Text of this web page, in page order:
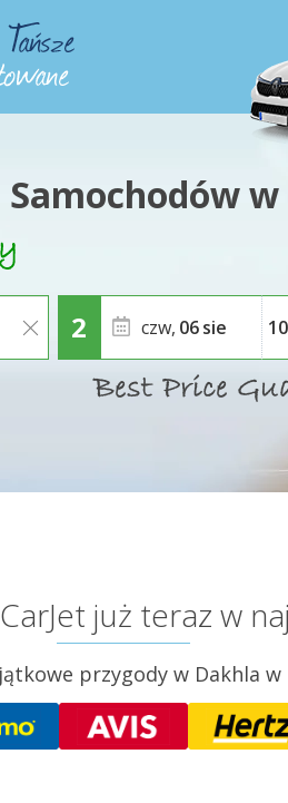
czw, 06sie
już teraz w
przygody w Dakhla